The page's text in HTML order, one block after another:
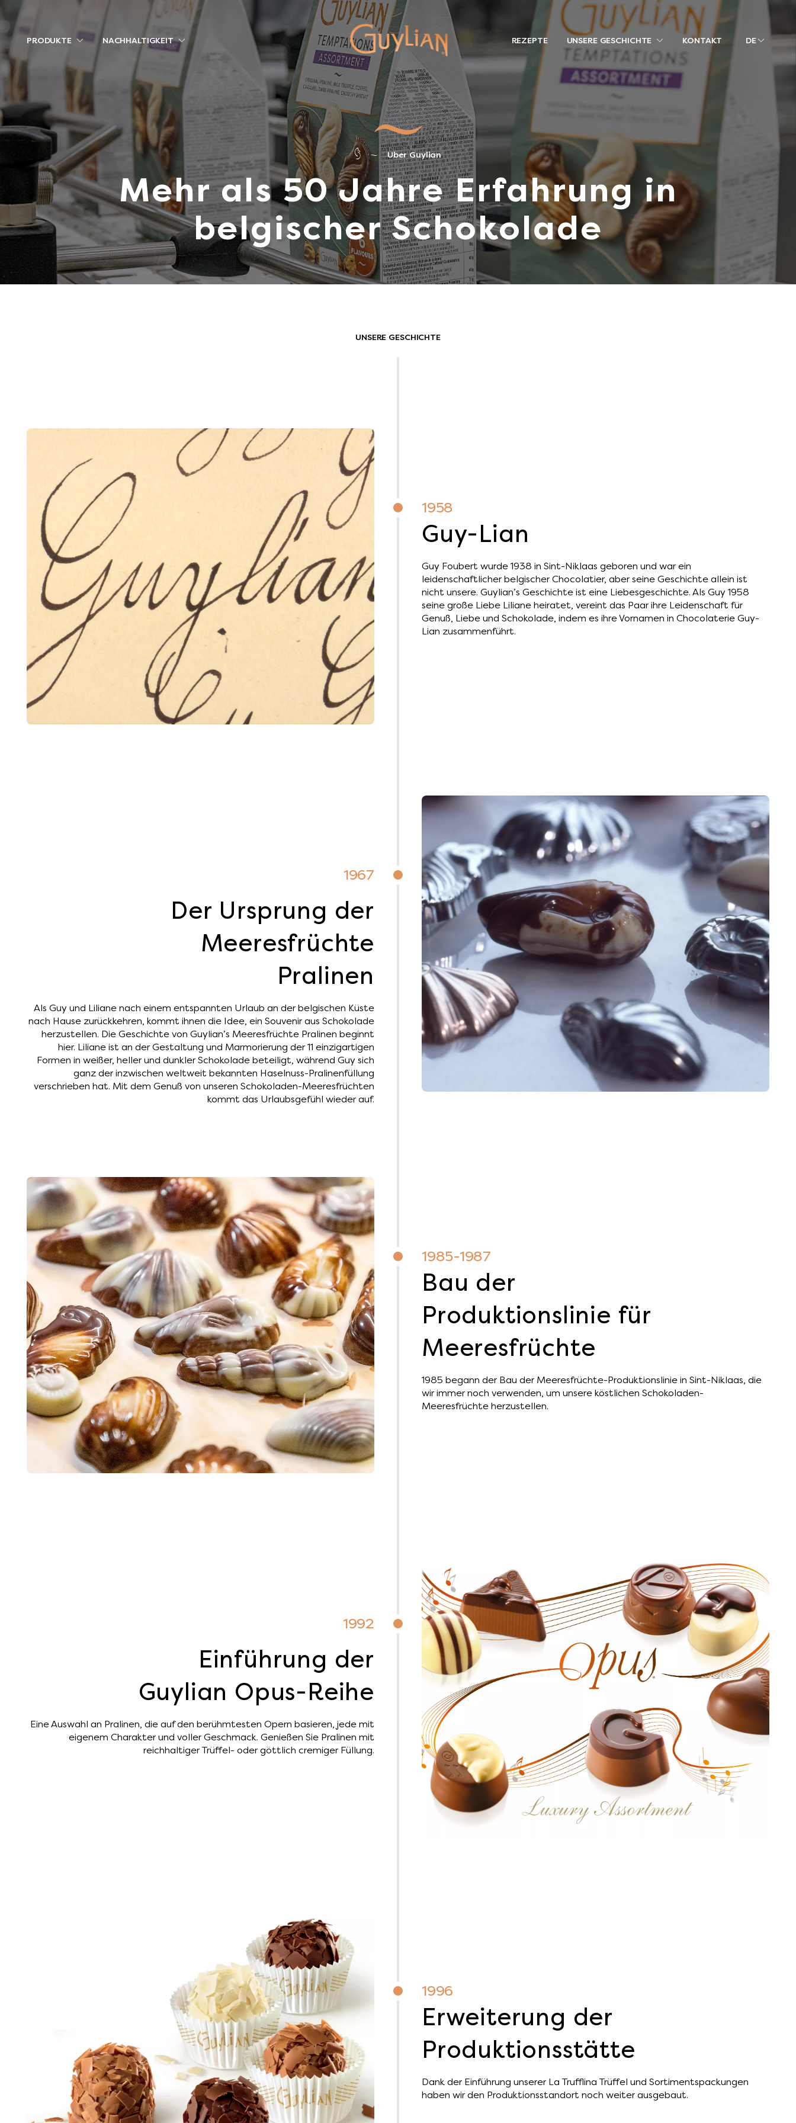
PRODUKTE NACHHALTIGKEIT REZEPTE UNSERE GESCHICHTE KONTAKT DE
Uber Guylian
Mehr als 50 Jahre Erfahrung in
belgischer Schokolade
UNSERE GESCHICHTE
1958
Guy-Lian
Guy Foubert wurde 1938 in Sint-Niklaas geboren und war ein
leidenschaftlicher belgischer Chocolatier, aber seine Geschichte allein ist
nicht unsere. Guylian’s Geschichte ist eine Liebesgeschichte. Als Guy 1958
seine große Liebe Liliane heiratet, vereint das Paar ihre Leidenschaft für
Genuß, Liebe und Schokolade, indem es ihre Vornamen in Chocolaterie Guy-
Lian zusammenführt.
1967
Der Ursprung der
Meeresfrüchte
Pralinen
Als Guy und Liliane nach einem entspannten Urlaub an der belgischen Küste
nach Hause zurückkehren, kommt ihnen die Idee, ein Souvenir aus Schokolade
herzustellen. Die Geschichte von Guylian’s Meeresfrüchte Pralinen beginnt
hier. Liliane ist an der Gestaltung und Marmorierung der 11 einzigartigen
Formen in weißer, heller und dunkler Schokolade beteiligt, während Guy sich
ganz der inzwischen weltweit bekannten Haselnuss-Pralinenfüllung
verschrieben hat. Mit dem Genuß von unseren Schokoladen-Meeresfrüchten
kommt das Urlaubsgefühl wieder auf.
1985-1987
Bau der
Produktionslinie für
Meeresfrüchte
1985 begann der Bau der Meeresfrüchte-Produktionslinie in Sint-Niklaas, die
wir immer noch verwenden, um unsere köstlichen Schokoladen-
Meeresfrüchte herzustellen.
1992
Einführung der
Guylian Opus-Reihe
Eine Auswahl an Pralinen, die auf den berühmtesten Opern basieren, jede mit
eigenem Charakter und voller Geschmack. Genießen Sie Pralinen mit
reichhaltiger Trüffel- oder göttlich cremiger Füllung.
1996
Erweiterung der
Produktionsstätte
Dank der Einführung unserer La Trufflina Trüffel und Sortimentspackungen
haben wir den Produktionsstandort noch weiter ausgebaut.